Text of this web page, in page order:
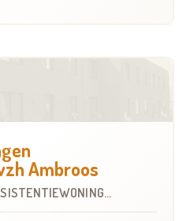
Ambroos